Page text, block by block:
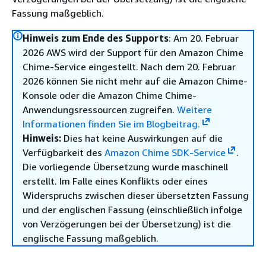
Fassung maßgeblich.
Hinweis zum Ende des Supports: Am 20. Februar
2026 AWS wird der Support für den Amazon Chime
Chime-Service eingestellt. Nach dem 20. Februar
2026 können Sie nicht mehr auf die Amazon Chime-
Konsole oder die Amazon Chime Chime-
Anwendungsressourcen zugreifen. Weitere
Informationen finden Sie im Blogbeitrag.
Hinweis: Dies hat keine Auswirkungen auf die
Verfügbarkeit des Amazon Chime SDK-Service
.
Die vorliegende Übersetzung wurde maschinell
erstellt. Im Falle eines Konflikts oder eines
Widerspruchs zwischen dieser übersetzten Fassung
und der englischen Fassung (einschließlich infolge
von Verzögerungen bei der Übersetzung) ist die
englische Fassung maßgeblich.